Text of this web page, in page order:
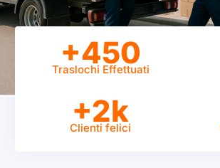
+450
Traslochi Effettuati
+2k
Clienti felici